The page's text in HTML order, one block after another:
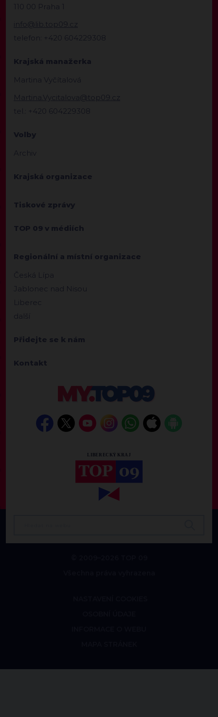
110 00 Praha 1
info@lib.top09.cz
telefon: +420 604229308
Krajská manažerka
Martina Vyčítalová
Martina.Vycitalova@top09.cz
tel.: +420 604229308
Volby
Archiv
Krajská organizace
Tiskové zprávy
TOP 09 v médiích
Regionální a místní organizace
Česká Lípa
Jablonec nad Nisou
Liberec
další
Přidejte se k nám
Kontakt